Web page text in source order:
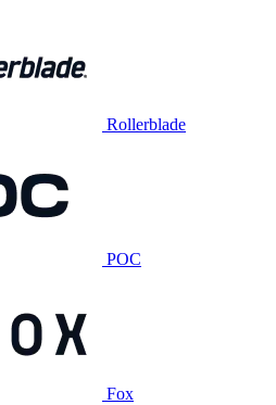
Rollerblade
POC
Fox